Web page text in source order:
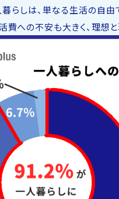
暮らしは、単なる生活の自
費への不安も大きく、理想